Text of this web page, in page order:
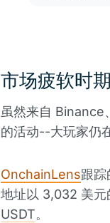
市场疲软时
虽然来自 Binance、
的活动--大玩家仍
OnchainLens跟踪
地址以 3,032 美元
USDT。